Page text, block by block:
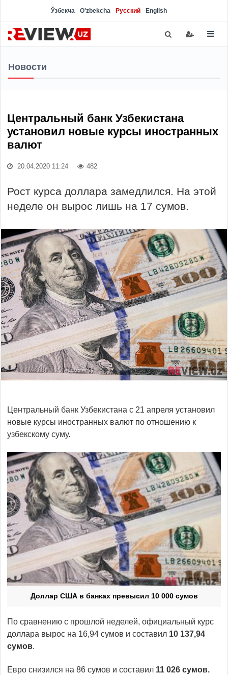
Ўзбекча O'zbekcha Русский English
Новости
Центральный банк Узбекистана
установил новые курсы иностранных
валют
20.04.2020 11:24 482
Рост курса доллара замедлился. На этой
неделе он вырос лишь на 17 сумов.
Центральный банк Узбекистана с 21 апреля установил
новые курсы иностранных валют по отношению к
узбекскому суму.
Доллар США в банках превысил 10 000 сумов
По сравнению с прошлой неделей, официальный курс
доллара вырос на 16,94 сумов и составил 10 137,94
сумов.
Евро снизился на 86 сумов и составил 11 026 сумов.